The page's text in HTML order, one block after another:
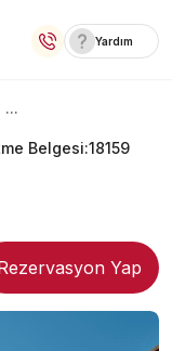
Yardım
...
Belgesi:18159
Yap